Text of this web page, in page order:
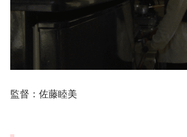
監督：佐藤睦美